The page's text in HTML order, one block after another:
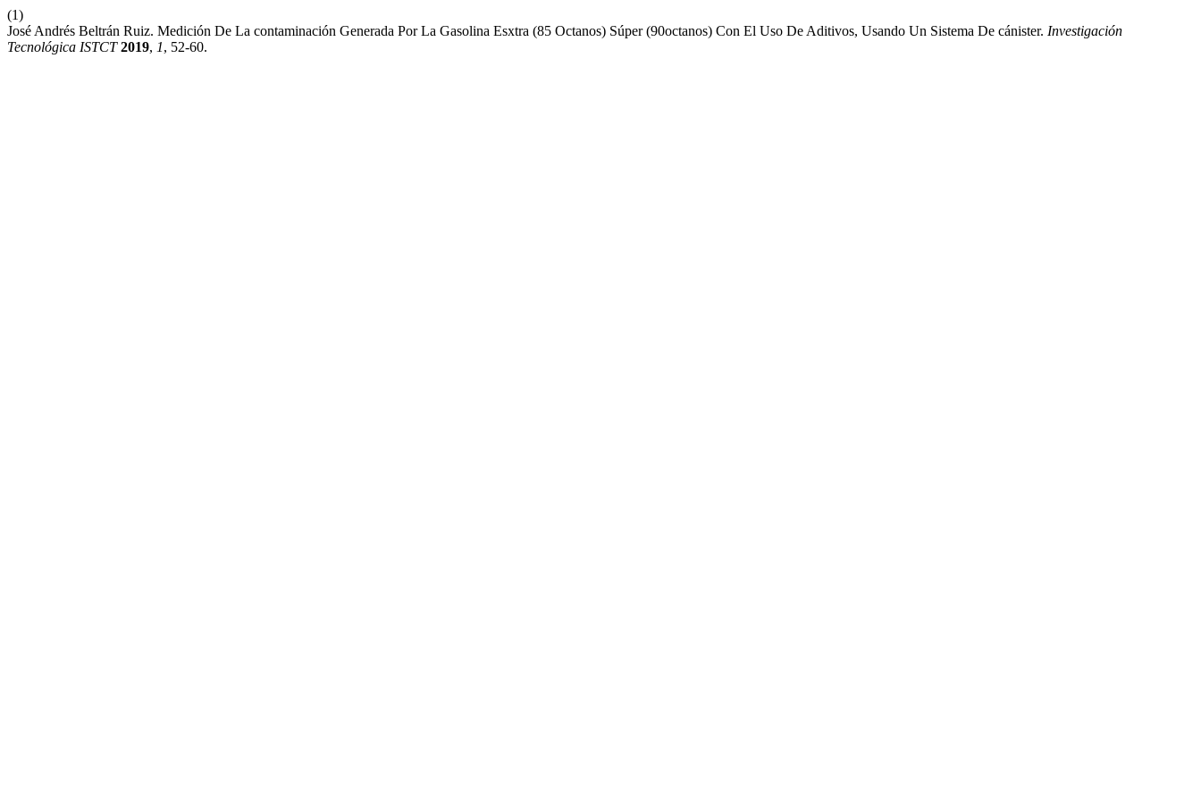
(1)
José Andrés Beltrán Ruiz. Medición De La contaminación Generada Por La Gasolina Esxtra (85 Octanos) Súper (90octanos) Con El Uso De Aditivos, Usando Un Sistema De cánister. Investigación
Tecnológica ISTCT 2019, 1, 52-60.